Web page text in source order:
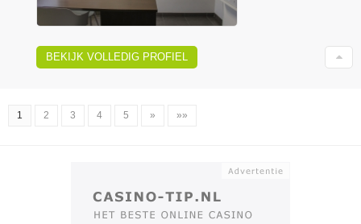
BEKIJK VOLLEDIG PROFIEL
1 2 3 4 5 » »»